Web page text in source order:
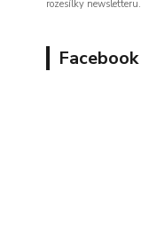
rozesílky newsletteru.
Facebook